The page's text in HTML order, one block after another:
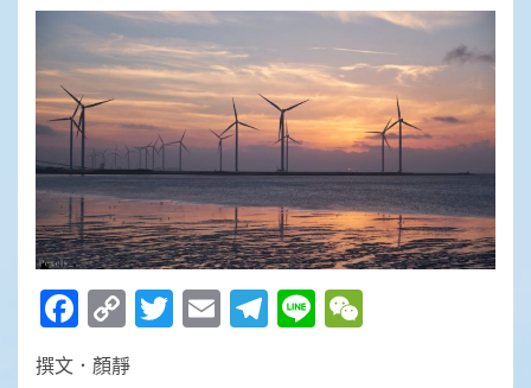
Facebook
Copy
Link
Twitter
EmailTelegram
Line
撰文．顏靜